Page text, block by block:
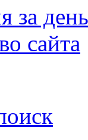
за день
сайта